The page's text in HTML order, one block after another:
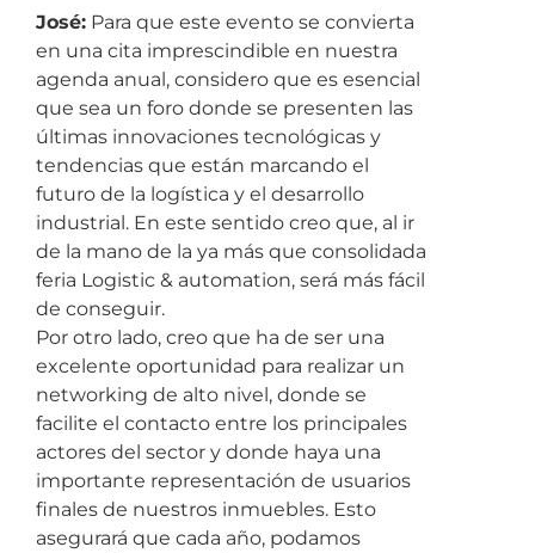
José: Para que este evento se convierta
en una cita imprescindible en nuestra
agenda anual, considero que es esencial
que sea un foro donde se presenten las
últimas innovaciones tecnológicas y
tendencias que están marcando el
futuro de la logística y el desarrollo
industrial. En este sentido creo que, al ir
de la mano de la ya más que consolidada
feria Logistic & automation, será más fácil
de conseguir.
Por otro lado, creo que ha de ser una
excelente oportunidad para realizar un
networking de alto nivel, donde se
facilite el contacto entre los principales
actores del sector y donde haya una
importante representación de usuarios
finales de nuestros inmuebles. Esto
asegurará que cada año, podamos